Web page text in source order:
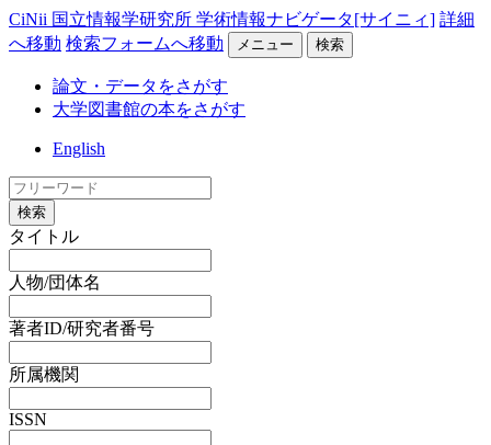
CiNii 国立情報学研究所 学術情報ナビゲータ[サイニィ] 詳細
へ移動 検索フォームへ移動 メニュー 検索
論文・データをさがす
大学図書館の本をさがす
English
検索
タイトル
人物/団体名
著者ID/研究者番号
所属機関
ISSN